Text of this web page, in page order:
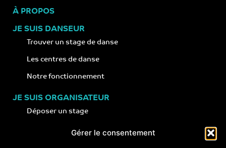
Gérer le consentement
À PROPOS
JE SUIS DANSEUR
Trouver un stage de danse
Les centres de danse
Notre fonctionnement
JE SUIS ORGANISATEUR
Déposer un stage
Notre concept